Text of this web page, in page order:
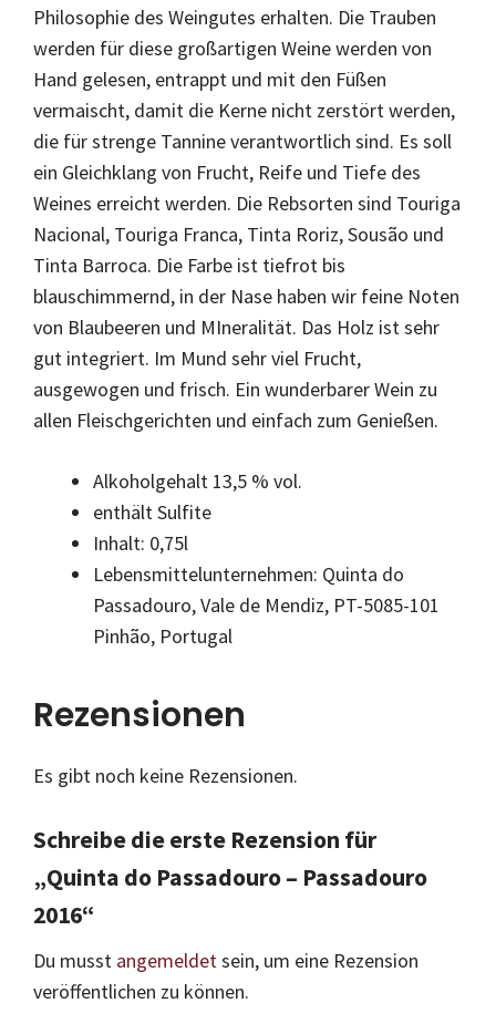
Philosophie des Weingutes erhalten. Die Trauben
werden für diese großartigen Weine werden von
Hand gelesen, entrappt und mit den Füßen
vermaischt, damit die Kerne nicht zerstört werden,
die für strenge Tannine verantwortlich sind. Es soll
ein Gleichklang von Frucht, Reife und Tiefe des
Weines erreicht werden. Die Rebsorten sind Touriga
Nacional, Touriga Franca, Tinta Roriz, Sousão und
Tinta Barroca. Die Farbe ist tiefrot bis
blauschimmernd, in der Nase haben wir feine Noten
von Blaubeeren und MIneralität. Das Holz ist sehr
gut integriert. Im Mund sehr viel Frucht,
ausgewogen und frisch. Ein wunderbarer Wein zu
allen Fleischgerichten und einfach zum Genießen.
Alkoholgehalt 13,5 % vol.
enthält Sulfite
Inhalt: 0,75l
Lebensmittelunternehmen: Quinta do
Passadouro, Vale de Mendiz, PT-5085-101
Pinhão, Portugal
Rezensionen
Es gibt noch keine Rezensionen.
Schreibe die erste Rezension für
„Quinta do Passadouro – Passadouro
2016“
Du musst angemeldetsein, um eine Rezension
veröffentlichen zu können.